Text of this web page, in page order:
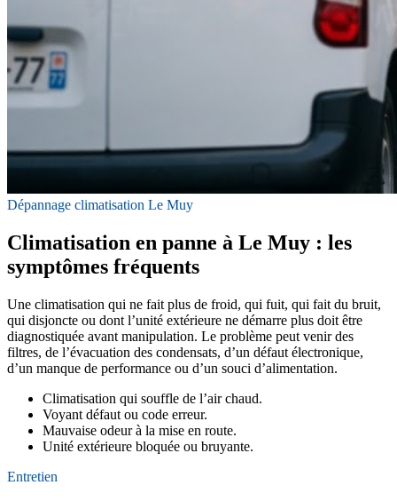
Dépannage climatisation Le Muy
Climatisation en panne à Le Muy : les
symptômes fréquents
Une climatisation qui ne fait plus de froid, qui fuit, qui fait du bruit,
qui disjoncte ou dont l’unité extérieure ne démarre plus doit être
diagnostiquée avant manipulation. Le problème peut venir des
filtres, de l’évacuation des condensats, d’un défaut électronique,
d’un manque de performance ou d’un souci d’alimentation.
Climatisation qui souffle de l’air chaud.
Voyant défaut ou code erreur.
Mauvaise odeur à la mise en route.
Unité extérieure bloquée ou bruyante.
Entretien